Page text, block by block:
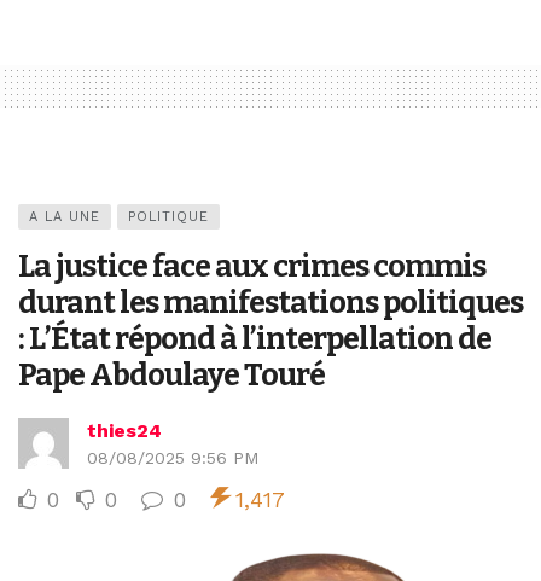
A LA UNE POLITIQUE
La justice face aux crimes commis
durant les manifestations politiques
: L’État répond à l’interpellation de
Pape Abdoulaye Touré
thies24
08/08/2025 9:56 PM
0 0 0 1,417